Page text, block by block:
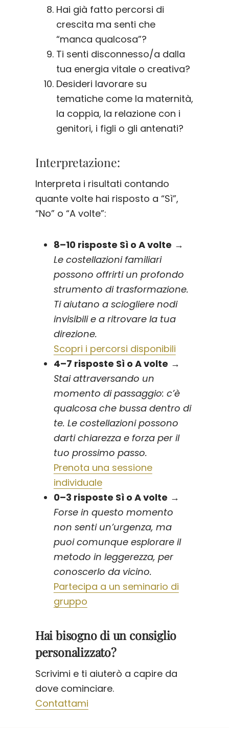
Hai già fatto percorsi di
crescita ma senti che
“manca qualcosa”?
Ti senti disconnesso/a dalla
tua energia vitale o creativa?
Desideri lavorare su
tematiche come la maternità,
la coppia, la relazione con i
genitori, i figli o gli antenati?
Interpretazione:
Interpreta i risultati contando
quante volte hai risposto a “Sì”,
“No” o “A volte”:
8–10 risposte Sì o A volte →
Le costellazioni familiari
possono offrirti un profondo
strumento di trasformazione.
Ti aiutano a sciogliere nodi
invisibili e a ritrovare la tua
direzione.
Scopri i percorsi disponibili
4–7 risposte Sì o A volte →
Stai attraversando un
momento di passaggio: c’è
qualcosa che bussa dentro di
te. Le costellazioni possono
darti chiarezza e forza per il
tuo prossimo passo.
Prenota una sessione
individuale
0–3 risposte Sì o A volte →
Forse in questo momento
non senti un’urgenza, ma
puoi comunque esplorare il
metodo in leggerezza, per
conoscerlo da vicino.
Partecipa a un seminario di
gruppo
Hai bisogno di un consiglio
personalizzato?
Scrivimi e ti aiuterò a capire da
dove cominciare.
Contattami